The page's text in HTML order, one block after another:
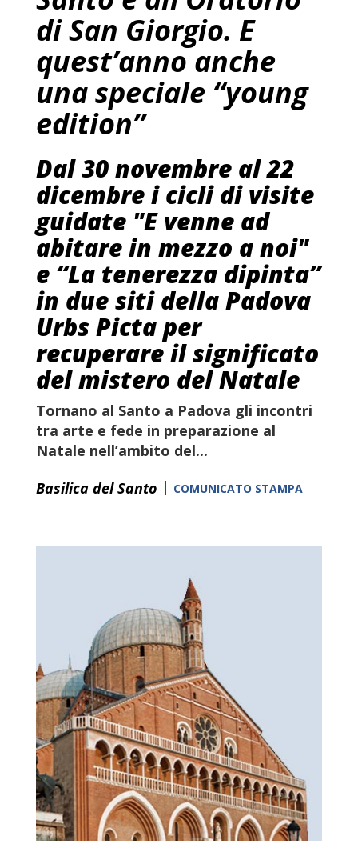
di San Giorgio. E
quest’anno anche
una speciale “young
edition”
Dal 30 novembre al 22
dicembre i cicli di visite
guidate "E venne ad
abitare in mezzo a noi"
e “La tenerezza dipinta”
in due siti della Padova
Urbs Picta per
recuperare il significato
del mistero del Natale
Tornano al Santo a Padova gli incontri
tra arte e fede in preparazione al
Natale nell’ambito del...
Basilica del Santo | COMUNICATO STAMPA